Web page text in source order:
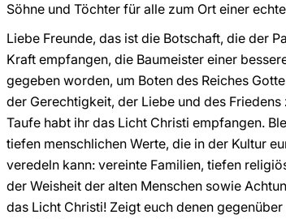
Söhne und Töchter für alle zum Ort einer
Liebe Freunde, das ist die Botschaft, die der
Kraft empfangen, die Baumeister einer
gegeben worden, um Boten des Reiches
der Gerechtigkeit, der Liebe und des Friedens
Taufe habt ihr das Licht Christi empfangen.
tiefen menschlichen Werte, die in der Kultur
veredeln kann: vereinte Familien, tiefen
der Weisheit der alten Menschen sowie
das Licht Christi! Zeigt euch denen